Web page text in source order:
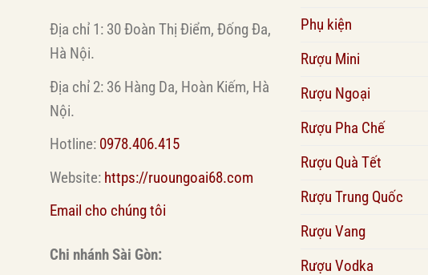
Địa chỉ 1: 30 Đoàn Thị Điểm, Đống Đa,
Hà Nội.
Địa chỉ 2: 36 Hàng Da, Hoàn Kiếm, Hà
Nội.
Hotline: 0978.406.415
Website: https://ruoungoai68.com
Email cho chúng tôi
Chi nhánh Sài Gòn:
Phụ kiện
Rượu Mini
Rượu Ngoại
Rượu Pha Chế
Rượu Quà Tết
Rượu Trung Quốc
Rượu Vang
Rượu Vodka